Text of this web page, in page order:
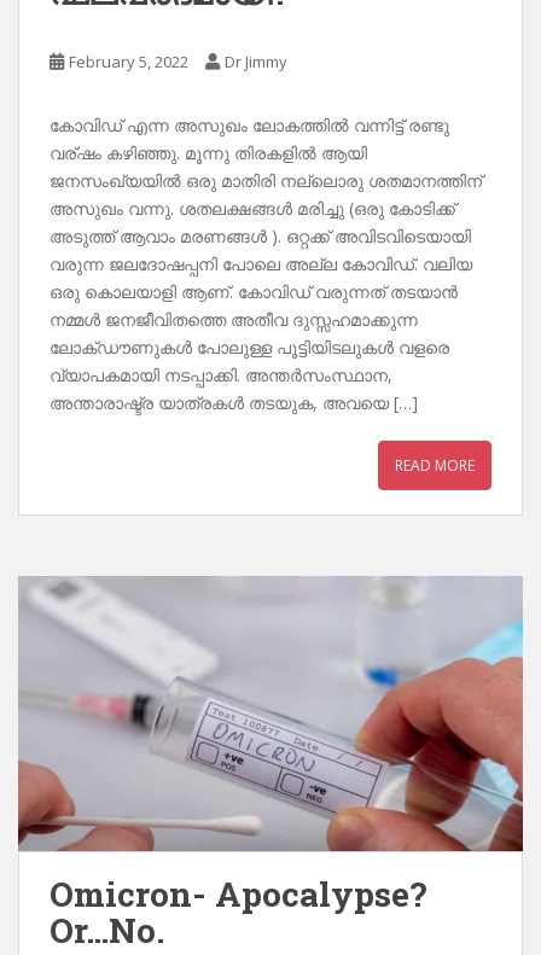
February 5, 2022 Dr Jimmy
കോവിഡ് എന്ന അസുഖം ലോകത്തിൽ വന്നിട്ട് രണ്ടു
വര്ഷം കഴിഞ്ഞു. മൂന്നു തിരകളിൽ ആയി
ജനസംഖ്യയിൽ ഒരു മാതിരി നല്ലൊരു ശതമാനത്തിന്
അസുഖം വന്നു. ശതലക്ഷങ്ങൾ മരിച്ചു (ഒരു കോടിക്ക്
അടുത്ത് ആവാം മരണങ്ങൾ ). ഒറ്റക്ക് അവിടവിടെയായി
വരുന്ന ജലദോഷപ്പനി പോലെ അല്ല കോവിഡ്. വലിയ
ഒരു കൊലയാളി ആണ്. കോവിഡ് വരുന്നത് തടയാൻ
നമ്മൾ ജനജീവിതത്തെ അതീവ ദുസ്സഹമാക്കുന്ന
ലോക്‌ഡൗണുകൾ പോലുള്ള പൂട്ടിയിടലുകൾ വളരെ
വ്യാപകമായി നടപ്പാക്കി. അന്തർസംസ്ഥാന,
അന്താരാഷ്ട്ര യാത്രകൾ തടയുക, അവയെ […]
READ MORE
Omicron- Apocalypse?
Or…No.